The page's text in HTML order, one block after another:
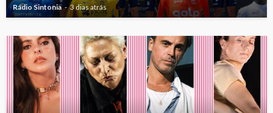
Rádio Sintonia 3 dias atrás